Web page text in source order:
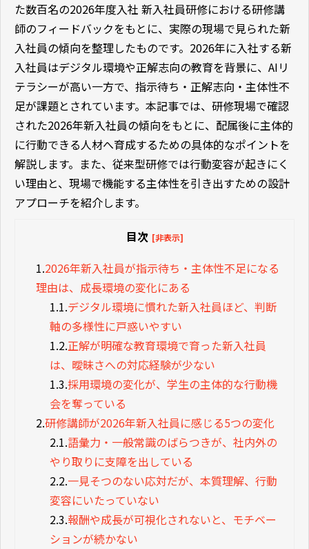
た数百名の2026年度入社 新入社員研修における研修講
師のフィードバックをもとに、実際の現場で見られた新
入社員の傾向を整理したものです。2026年に入社する新
入社員はデジタル環境や正解志向の教育を背景に、AIリ
テラシーが高い一方で、指示待ち・正解志向・主体性不
足が課題とされています。本記事では、研修現場で確認
された2026年新入社員の傾向をもとに、配属後に主体的
に行動できる人材へ育成するための具体的なポイントを
解説します。また、従来型研修では行動変容が起きにく
い理由と、現場で機能する主体性を引き出すための設計
アプローチを紹介します。
目次 [非表示]
1.2026年新入社員が指示待ち・主体性不足になる
理由は、成長環境の変化にある
1.1.デジタル環境に慣れた新入社員ほど、判断
軸の多様性に戸惑いやすい
1.2.正解が明確な教育環境で育った新入社員
は、曖昧さへの対応経験が少ない
1.3.採用環境の変化が、学生の主体的な行動機
会を奪っている
2.研修講師が2026年新入社員に感じる5つの変化
2.1.語彙力・一般常識のばらつきが、社内外の
やり取りに支障を出している
2.2.一見そつのない応対だが、本質理解、行動
変容にいたっていない
2.3.報酬や成長が可視化されないと、モチベー
ションが続かない